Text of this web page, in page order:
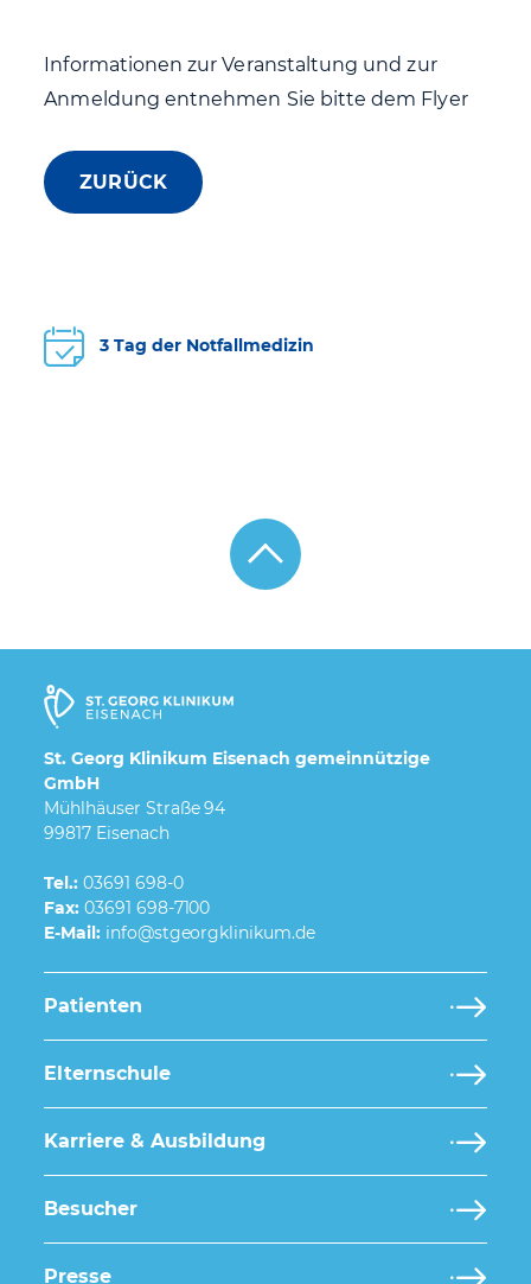
Informationen zur Veranstaltung und zur
Anmeldung entnehmen Sie bitte dem Flyer
ZURÜCK
3 Tag der Notfallmedizin
St. Georg Klinikum Eisenach gemeinnützige
GmbH
Mühlhäuser Straße 94
99817 Eisenach
Tel.: 03691 698-0
Fax: 03691 698-7100
E-Mail:
Patienten
Elternschule
Karriere & Ausbildung
Besucher
Presse